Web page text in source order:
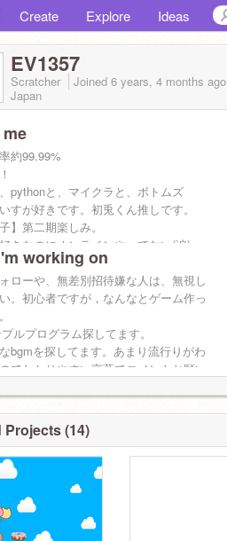
Create Explore Ideas
EV1357
Scratcher Joined 6 years, 4 months ago
Japan
約99.99%
pythonと、マイクラと、ボトムズ
すが好きです。初兎くん推しです。
】第二期楽しみ。
きなのにオンラインやってない(涙)
きな武器は，スプラローラーと，オ
ターレプリカです。ボトムズの好き
ーグラリードッグとターボカスタム
セカやってます。
working on
ローや、無差別招待嫌な人は、無視し
。初心者ですが，なんなとゲーム作っ
ルプログラム探してます。
bgmを探してます。あまり流行りがわ
でわかりやすい言葉でコメントお願い
studios/32669144/curators
ジオのマネージャーがリア友です。
Projects (14)